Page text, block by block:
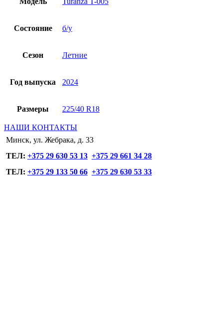
Состояние б/у
Сезон Летние
Год выпуска 2024
Размеры 225/40 R18
НАШИ КОНТАКТЫ
Минск, ул. Жебрака, д. 33
ТЕЛ: +375 29 630 53 13 +375 29 661 34 28
ТЕЛ: +375 29 133 50 66 +375 29 630 53 33